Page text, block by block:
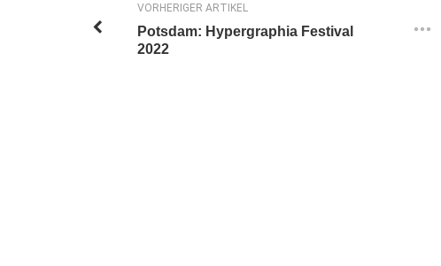
VORHERIGER ARTIKEL
Potsdam: Hypergraphia Festival
2022